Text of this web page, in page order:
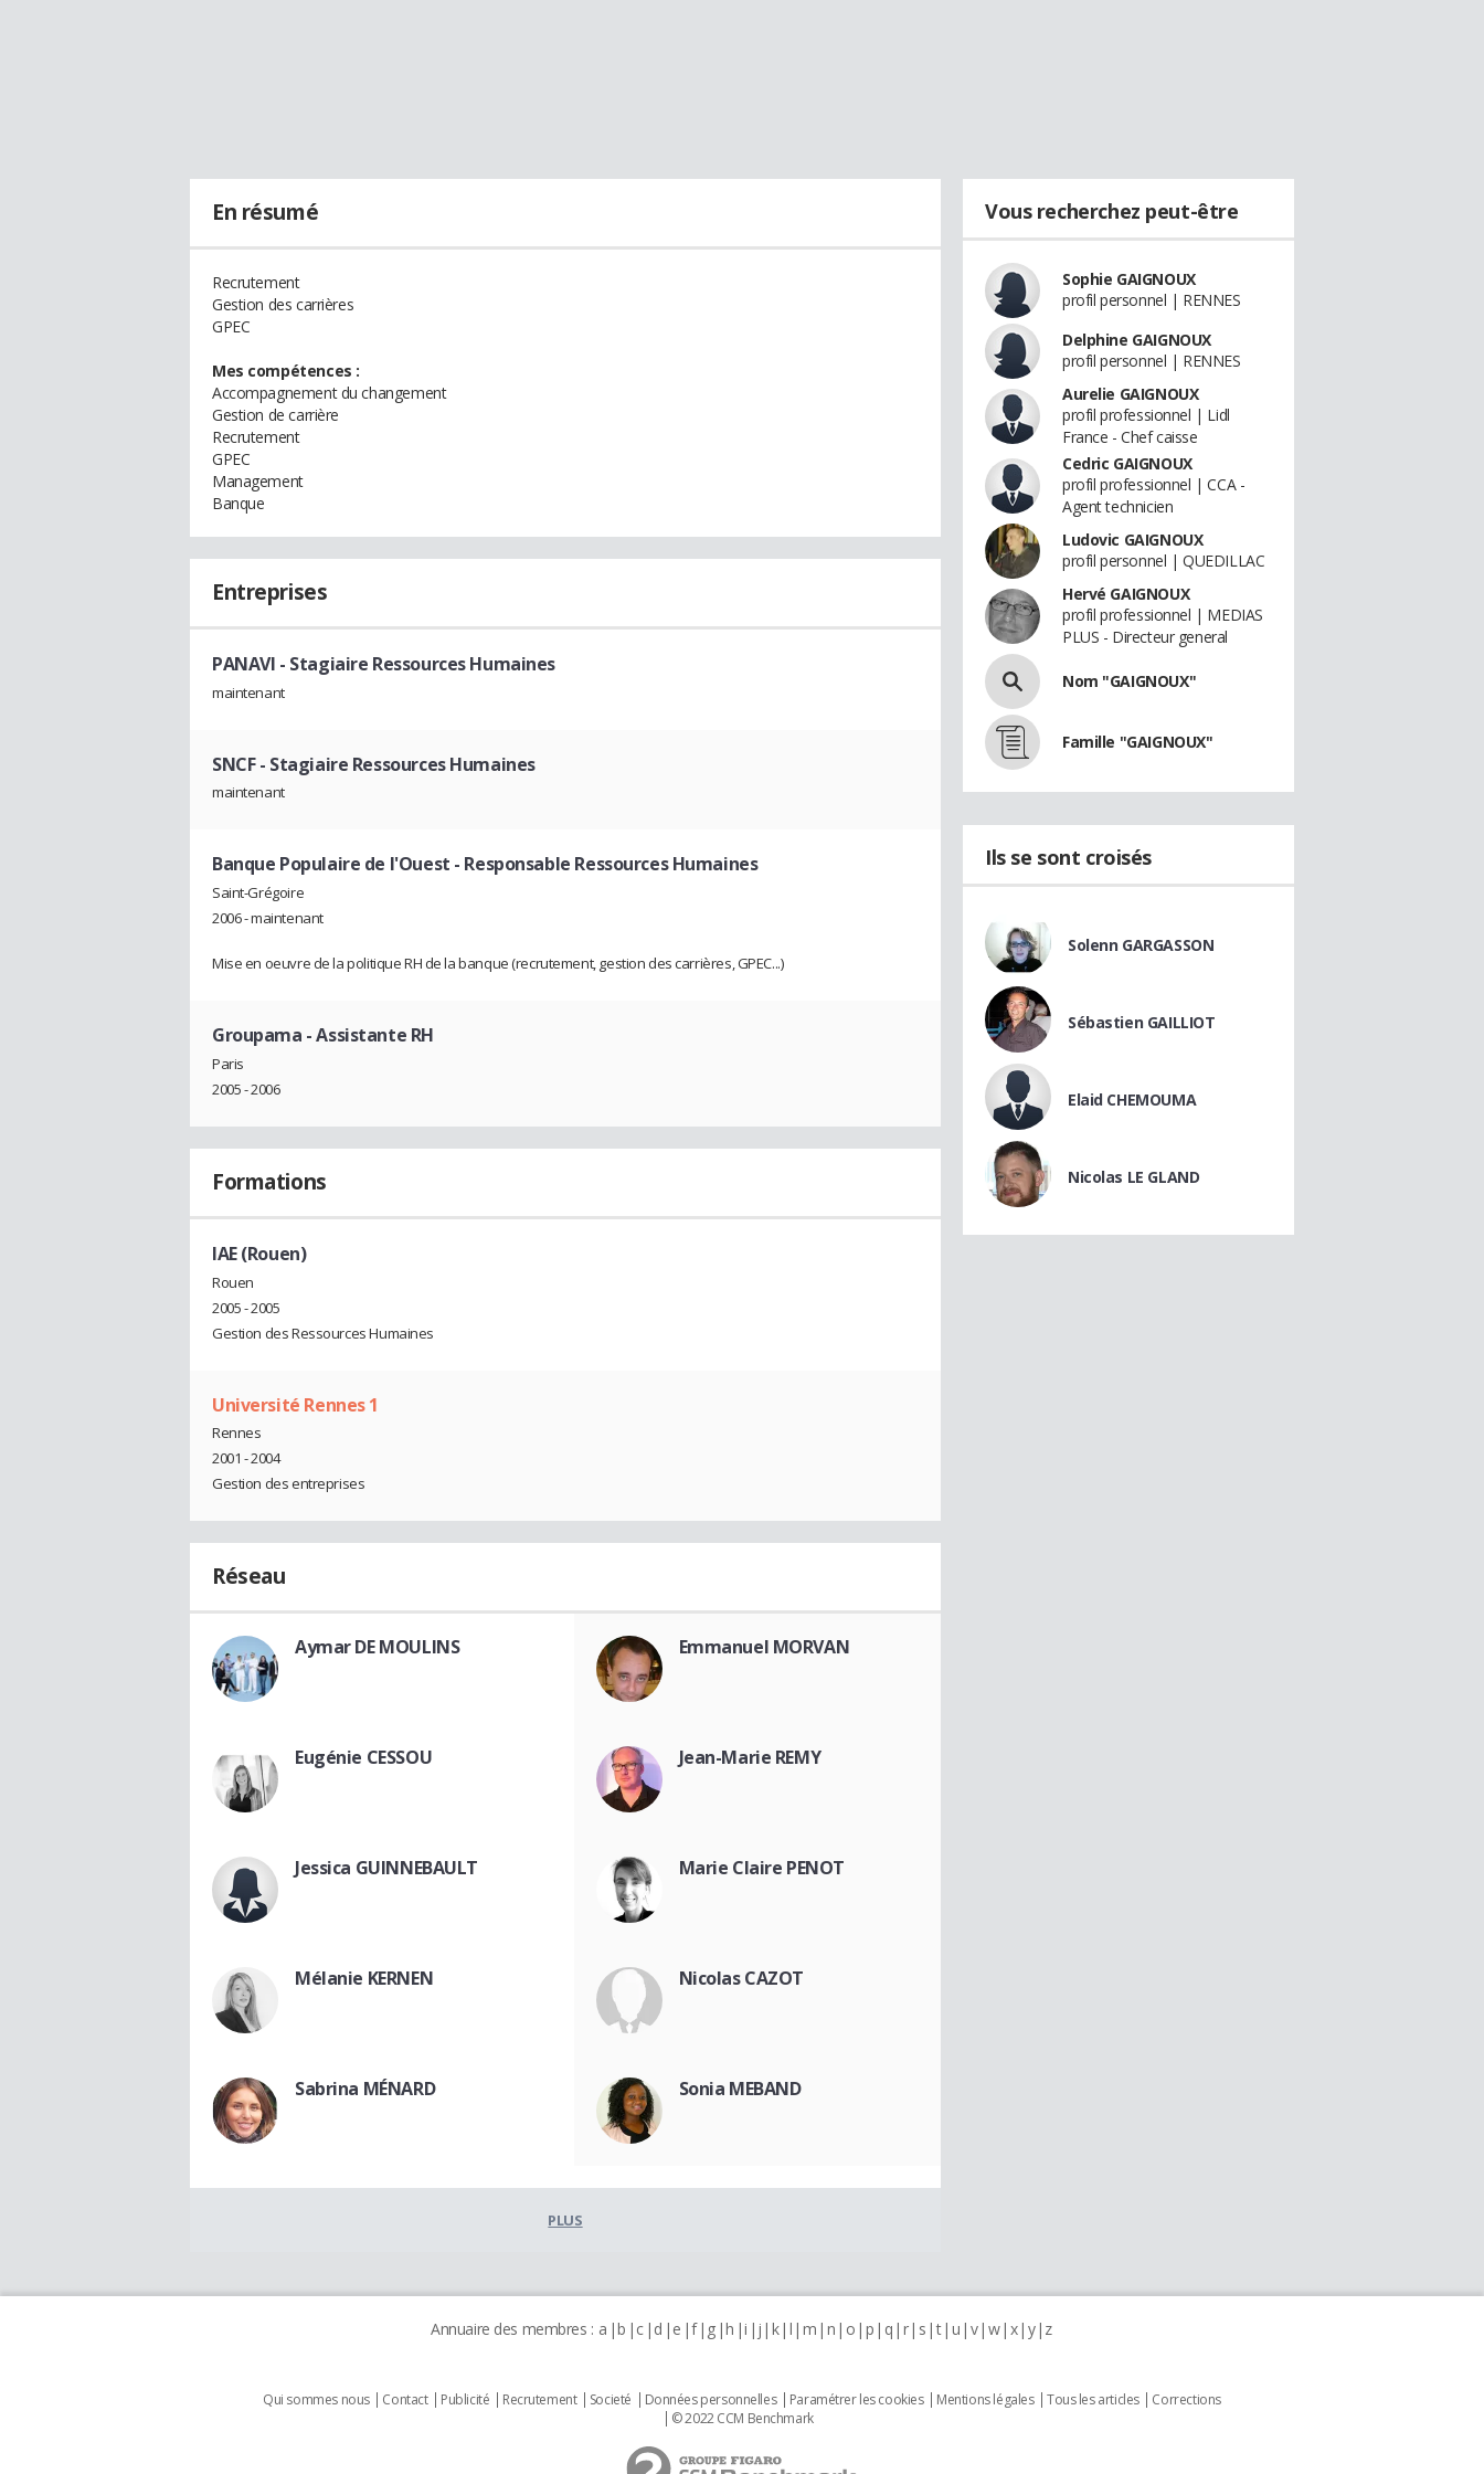
En résumé
Recrutement
Gestion des carrières
GPEC
Mes compétences :
Accompagnement du changement
Gestion de carrière
Recrutement
GPEC
Management
Banque
Entreprises
PANAVI - Stagiaire Ressources Humaines
maintenant
SNCF- Stagiaire Ressources Humaines
maintenant
Banque Populaire de l'Ouest - Responsable Ressources Humaines
Saint-Grégoire
2006 - maintenant
Mise en oeuvre de la politique RH de la banque (recrutement, gestion des carrières, GPEC...)
Groupama - Assistante RH
Paris
2005 - 2006
Formations
IAE (Rouen)
Rouen
2005 - 2005
Gestion des Ressources Humaines
Université Rennes 1
Rennes
2001 - 2004
Gestion des entreprises
Réseau
Aymar DE MOULINS Emmanuel MORVAN
Eugénie CESSOU Jean-Marie REMY
Jessica GUINNEBAULT Marie Claire PENOT
Mélanie KERNEN Nicolas CAZOT
Sabrina MÉNARD Sonia MEBAND
PLUS
Vous recherchez peut-être
Sophie GAIGNOUX
profil personnel | RENNES
Delphine GAIGNOUX
profil personnel | RENNES
Aurelie GAIGNOUX
profil professionnel | Lidl
France - Chef caisse
Cedric GAIGNOUX
profil professionnel | CCA -
Agent technicien
Ludovic GAIGNOUX
profil personnel | QUEDILLAC
Hervé GAIGNOUX
profil professionnel | MEDIAS
PLUS - Directeur general
Nom "GAIGNOUX"
Famille "GAIGNOUX"
Ils se sont croisés
Solenn GARGASSON
Sébastien GAILLIOT
Elaid CHEMOUMA
Nicolas LE GLAND
Annuaire des membres : a b c d e f g h i j k l m n o p q r s t u v w x y z
Qui sommes nous Contact Publicité Recrutement Societé Données personnelles Paramétrer les cookies Mentions légales Tous les articles
Corrections
© 2022 CCM Benchmark